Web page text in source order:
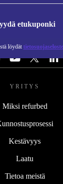
etukuponki
löydät
YRITYS
Miksi refurbed
Kestävyys
Laatu
Tietoa meistä